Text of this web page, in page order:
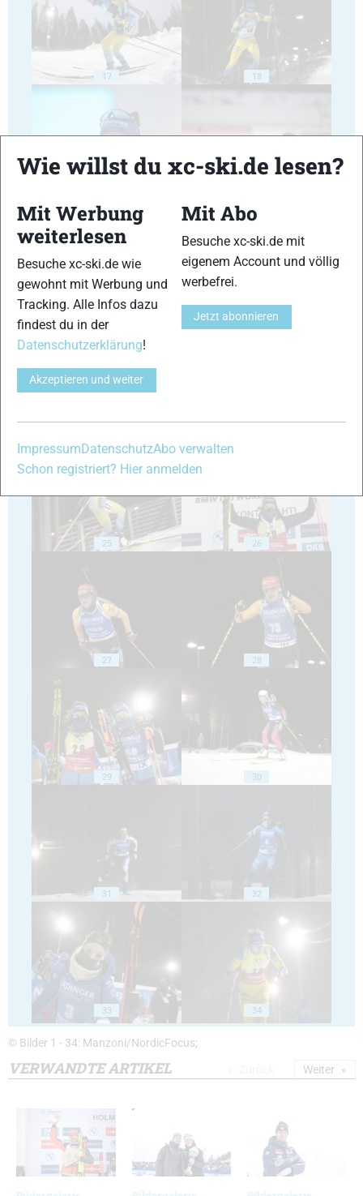
17 18
21 22
25 26
27 28
29 30
31 32
33 34
© Bilder 1 - 34: Manzoni/NordicFocus;
VERWANDTE ARTIKEL Weiter
Wie willst du xc-ski.de lesen?
Mit Werbung
weiterlesen
Besuche xc-ski.de wie
gewohnt mit Werbung und
Tracking. Alle Infos dazu
findest du in der
Datenschutzerklärung!
Akzeptieren und weiter
Mit Abo
Besuche xc-ski.de mit
eigenem Account und völlig
werbefrei.
Jetzt abonnieren
Impressum DatenschutzAbo verwalten
Schon registriert? Hier anmelden